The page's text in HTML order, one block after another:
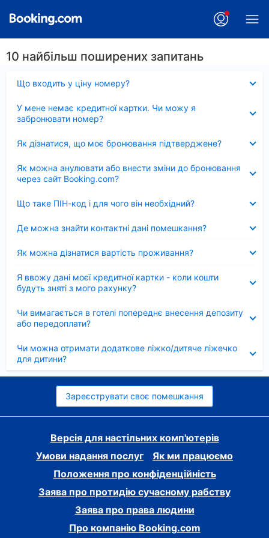
10 найбільш поширених запитань
Що входить у ціну номеру?
У мене немає кредитної картки. Чи можу я
забронювати номер?
Як дізнатися, що моє бронювання підтверджене?
Як можна анулювати або внести зміни до бронювання
через сайт Booking.com?
Що таке ПІН-код і для чого він необхідний?
Де можна знайти контактні дані помешкання?
Як можна дізнатися вартість проживання?
Я ввожу дані моєї кредитної картки - коли кошти
будуть зняті з мого рахунку?
Чи вимагається в готелі попереднє внесення депозиту
або передоплати?
Чи можна отримати додаткове ліжко/дитяче ліжечко
для дитини?
Зареєструвати своє помешкання
Версія для настільних комп'ютерів
Умови надання послуг
Як ми працюємо
Положення про конфіденційність
Заява про протидію сучасному рабству
Заява про права людини
Про компанію Booking.com